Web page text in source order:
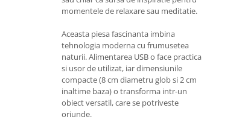
momentele de relaxare sau meditatie.
Aceasta piesa fascinanta imbina
tehnologia moderna cu frumusetea
naturii. Alimentarea USB o face practica
si usor de utilizat, iar dimensiunile
compacte (8 cm diametru glob si 2 cm
inaltime baza) o transforma intr-un
obiect versatil, care se potriveste
oriunde.